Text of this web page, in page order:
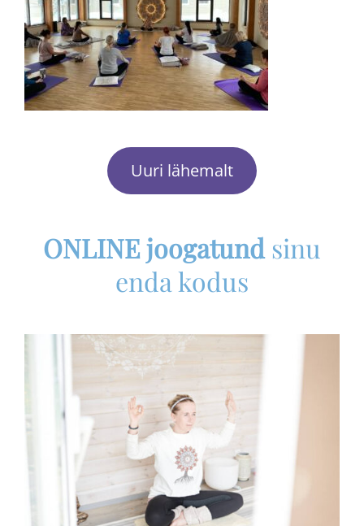
Uuri lähemalt
ONLINE joogatundsinu
enda kodus